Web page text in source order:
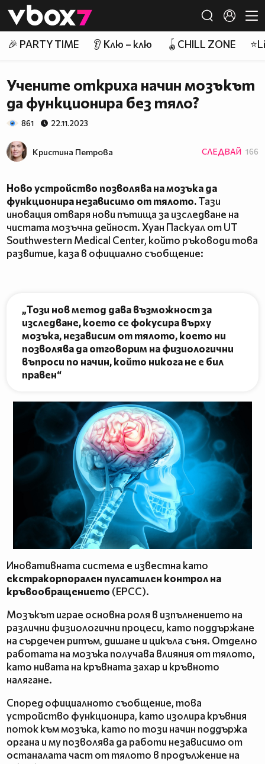
👾
🎉 PARTY TIME 👂 Клю – клю 🪀CHILL ZONE
Учените откриха начин мозъкът
да функционира без тяло?
861 22.11.2023
Кристина Петрова СЛЕДВАЙ 166
Ново устройство позволява на мозъка да
функционира независимо от тялото.Тази
иновация отваря нови пътища за изследване на
чистата мозъчна дейност. Хуан Паскуал от UT
Southwestern Medical Center, който ръководи това
развитие, каза в официално съобщение:
„Този нов метод дава възможност за
изследване, което се фокусира върху
мозъка, независим от тялото, което ни
позволява да отговорим на физиологични
въпроси по начин, който никога не е бил
правен“
Иновативната система е известна като
екстракорпорален пулсатилен контрол на
кръвообращението (EPCC).
Мозъкът играе основна роля в изпълнението на
различни физиологични процеси, като поддържане
на сърдечен ритъм, дишане и цикъла съня. Отделно
работата на мозъка получава влияния от тялото,
като нивата на кръвната захар и кръвното
налягане.
Според официалното съобщение, това
устройство функционира, като изолира кръвния
поток към мозъка, като по този начин поддържа
органа и му позволява да работи независимо от
останалата част от тялото в продължение на